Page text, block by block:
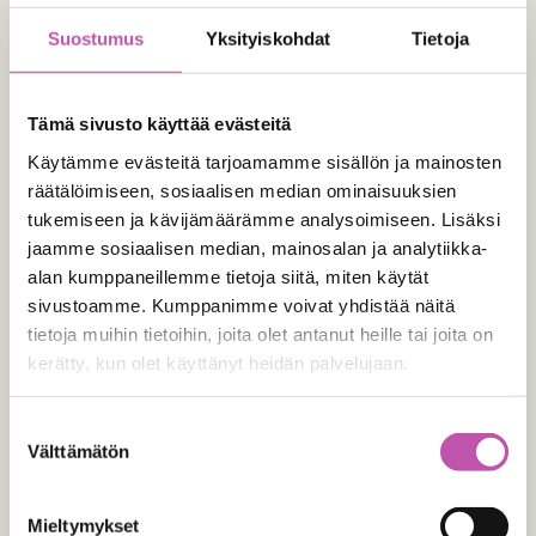
Suostumus Yksityiskohdat Tietoja
Tämä sivusto käyttää evästeitä
Käytämme evästeitä tarjoamamme sisällön ja mainosten
räätälöimiseen, sosiaalisen median ominaisuuksien
tukemiseen ja kävijämäärämme analysoimiseen. Lisäksi
jaamme sosiaalisen median, mainosalan ja analytiikka-
alan kumppaneillemme tietoja siitä, miten käytät
sivustoamme. Kumppanimme voivat yhdistää näitä
tietoja muihin tietoihin, joita olet antanut heille tai joita on
kerätty, kun olet käyttänyt heidän palvelujaan.
valinta
Välttämätön
Mieltymykset
11.9.2024
Tiedätkö, kuinka saat